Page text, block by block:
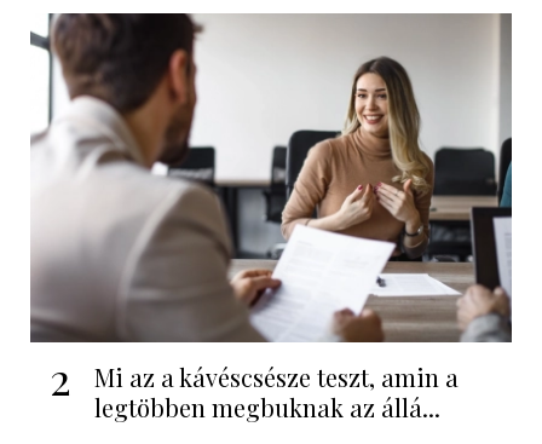
2
Mi az a kávéscsésze teszt, amin a
legtöbben megbuknak az állá...